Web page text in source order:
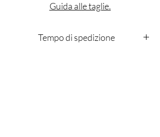
Guida alle taglie.
Tempo di spedizione